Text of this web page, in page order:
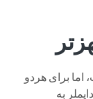
اما برای هردو
مهندسان دایملر به